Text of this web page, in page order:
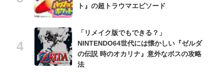
ト』の超トラウマエピソード
「リメイク版でもできる？」
NINTENDO64世代には懐かしい『ゼルダ
の伝説 時のオカリナ』意外なボスの攻略
法